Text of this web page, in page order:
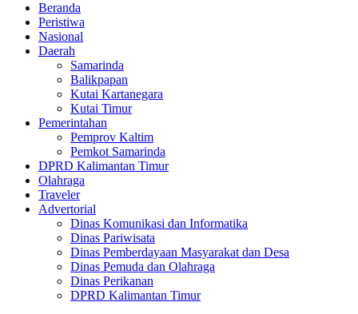
Beranda
Peristiwa
Nasional
Daerah
Samarinda
Balikpapan
Kutai Kartanegara
Kutai Timur
Pemerintahan
Pemprov Kaltim
Pemkot Samarinda
DPRD Kalimantan Timur
Olahraga
Traveler
Advertorial
Dinas Komunikasi dan Informatika
Dinas Pariwisata
Dinas Pemberdayaan Masyarakat dan Desa
Dinas Pemuda dan Olahraga
Dinas Perikanan
DPRD Kalimantan Timur